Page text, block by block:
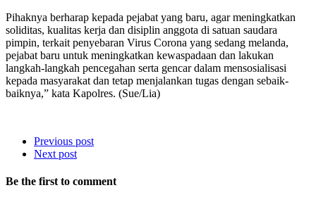
Pihaknya berharap kepada pejabat yang baru, agar meningkatkan
soliditas, kualitas kerja dan disiplin anggota di satuan saudara
pimpin, terkait penyebaran Virus Corona yang sedang melanda,
pejabat baru untuk meningkatkan kewaspadaan dan lakukan
langkah-langkah pencegahan serta gencar dalam mensosialisasi
kepada masyarakat dan tetap menjalankan tugas dengan sebaik-
baiknya,” kata Kapolres. (Sue/Lia)
Previous post
Next post
Be the first to comment